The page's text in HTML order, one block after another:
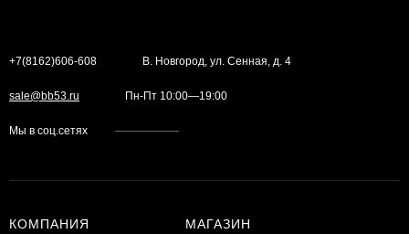
+7(8162)606-608 В. Новгород, ул. Сенная, д. 4
sale@bb53.ru Пн-Пт 10:00—19:00
Мы в соц.сетях
КОМПАНИЯ МАГАЗИН